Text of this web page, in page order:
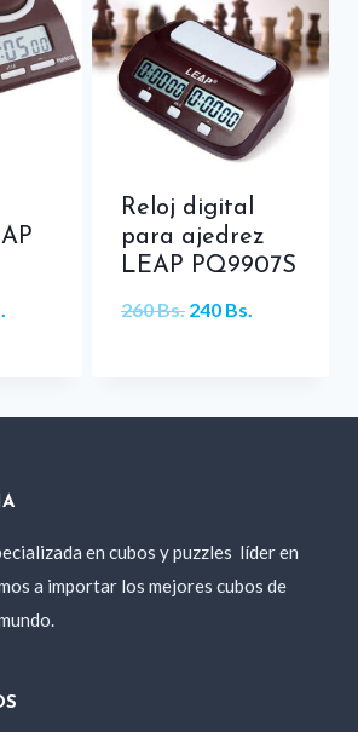
es:
Reloj digital
para ajedrez
LEAP PQ9907S
260Bs. El
era:
240 Bs.
es:
en cubos y puzzles líder en
a importar los mejores cubos de